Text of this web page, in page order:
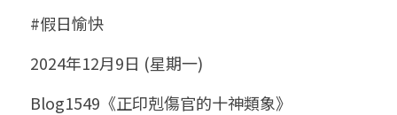
五行八字線上班
#假日愉快
2024年12月9日 (星期一)
Blog1549《正印剋傷官的十神類象》